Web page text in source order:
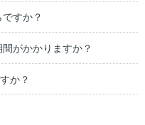
すか？
がかかりますか？
か？